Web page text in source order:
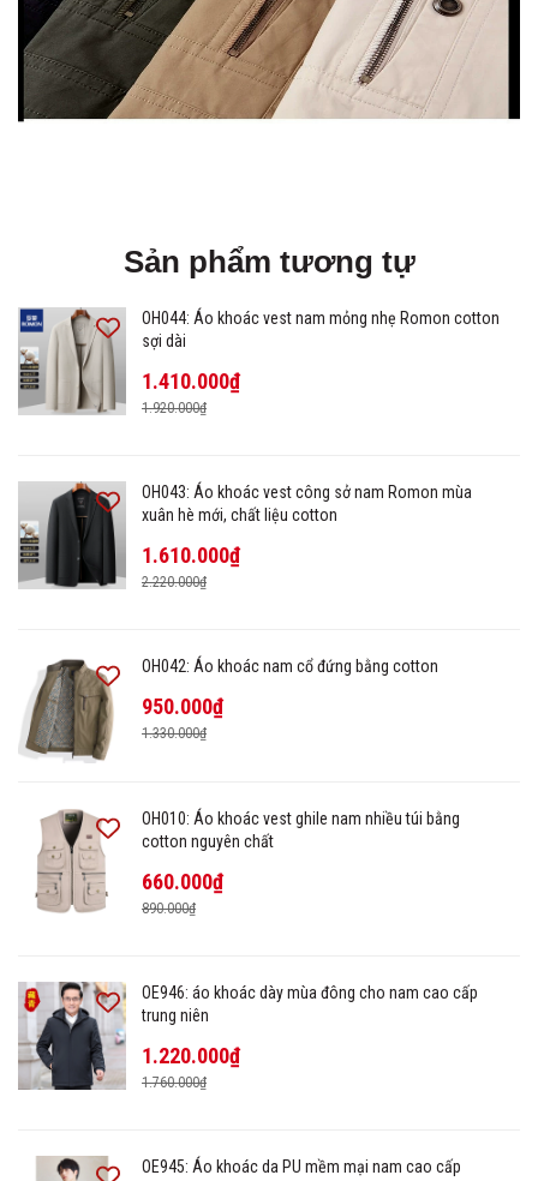
Sản phẩm tương tự
OH044: Áo khoác vest nam mỏng nhẹ Romon cotton
sợi dài
1.410.000₫
1.920.000₫
OH043: Áo khoác vest công sở nam Romon mùa
xuân hè mới, chất liệu cotton
1.610.000₫
2.220.000₫
OH042: Áo khoác nam cổ đứng bằng cotton
950.000₫
1.330.000₫
OH010: Áo khoác vest ghile nam nhiều túi bằng
cotton nguyên chất
660.000₫
890.000₫
OE946: áo khoác dày mùa đông cho nam cao cấp
trung niên
1.220.000₫
1.760.000₫
OE945: Áo khoác da PU mềm mại nam cao cấp